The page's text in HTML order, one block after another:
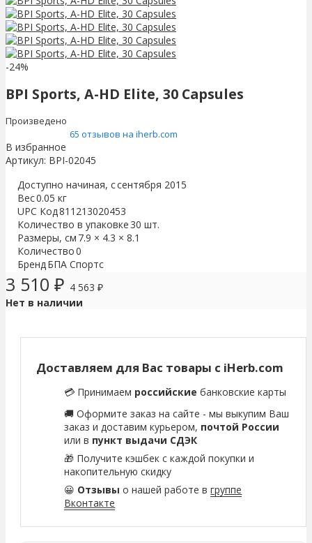
-24%
BPI Sports, A-HD Elite, 30 Capsules
Произведено
65 отзывов на iherb.com
В избранное
Артикул: BPI-02045
Доступно начиная, ссентября 2015
Вес0.05 кг
UPC Код811213020453
Количество в упаковке 30 шт.
Размеры, см 7.9 × 4.3 × 8.1
Количество0
БрендБПА Спортс
3 510 ₽ 4 563 ₽
Нет в наличии
Доставляем для Вас товары с iHerb.com
💳 Принимаем российские банковские карты
🚚 Оформите заказ на сайте - мы выкупим Ваш
заказ и доставим курьером, почтой России
или в пункт выдачи СДЭК
🎁 Получите кэшбек с каждой покупки и
накопительную скидку
😀 Отзывы о нашей работе вгруппе
Вконтакте